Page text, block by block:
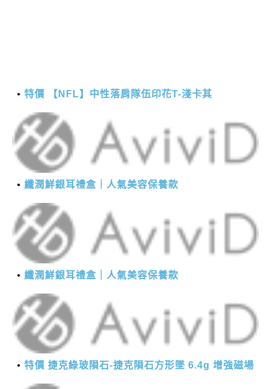
特價 【NFL】中性落肩隊伍印花T-淺卡其
纖潤鮮銀耳禮盒｜人氣美容保養款
纖潤鮮銀耳禮盒｜人氣美容保養款
特價 捷克綠玻隕石-捷克隕石方形墜 6.4g 增強磁場